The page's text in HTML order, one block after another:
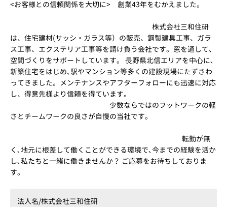
<お客様との信頼関係を大切に> 創業43年をむかえました。
株式会社三和住研
は、住宅建材(サッシ・ガラス等）の販売、鋼製建具工事、ガラ
ス工事、エクステリア工事等を請け負う会社です。窓を通して、
空間づくりをサポートしています。 ⻑野県北信エリアを中⼼に､
新築住宅をはじめ､駅やマンション等多くの建設現場にたずさわ
ってきました。メンテナンスやアフターフォローにも迅速に対応
し、得意先様より信頼を得ています。
少数ならではのフットワークの軽
さとチームワークの良さが自慢の当社です。
転勤が無
く､地元に根差して働くことができる環境で､今までの経験を活か
し､私たちと一緒に働きませんか？ ご応募をお待ちしておりま
す。
法人名/株式会社三和住研